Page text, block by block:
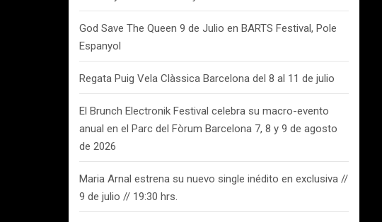
God Save The Queen 9 de Julio en BARTS Festival, Pole
Espanyol
Regata Puig Vela Clàssica Barcelona del 8 al 11 de julio
El Brunch Electronik Festival celebra su macro-evento
anual en el Parc del Fòrum Barcelona 7, 8 y 9 de agosto
de 2026
Maria Arnal estrena su nuevo single inédito en exclusiva //
9 de julio // 19:30 hrs.